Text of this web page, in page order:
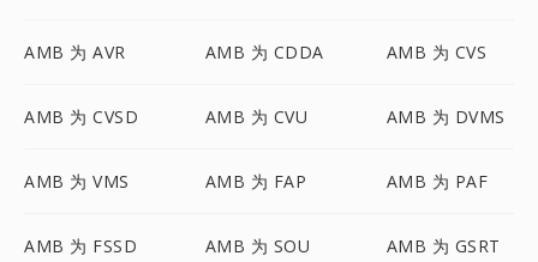
AMB 为 AVR AMB 为 CDDA AMB 为 CVS
AMB 为 CVSD AMB 为 CVU AMB 为 DVMS
AMB 为 VMS AMB 为 FAP AMB 为 PAF
AMB 为 FSSD AMB 为 SOU AMB 为 GSRT